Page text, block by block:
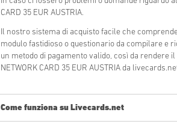
CARD 35 EUR AUSTRIA.
Il nostro sistema di acquisto facile che
modulo fastidioso o questionario da compilare e
un metodo di pagamento valido, così da rendere il
NETWORK CARD 35 EUR AUSTRIA da
Come funziona su Livecards.net